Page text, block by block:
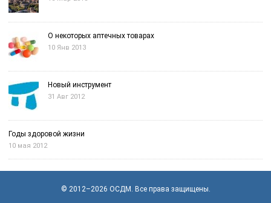
О некоторых аптечных товарах
10 Янв 2013
Новый инструмент
31 Авг 2012
Годы здоровой жизни
10 мая 2012
© 2012–2026 OСДМ . Все права защищены.